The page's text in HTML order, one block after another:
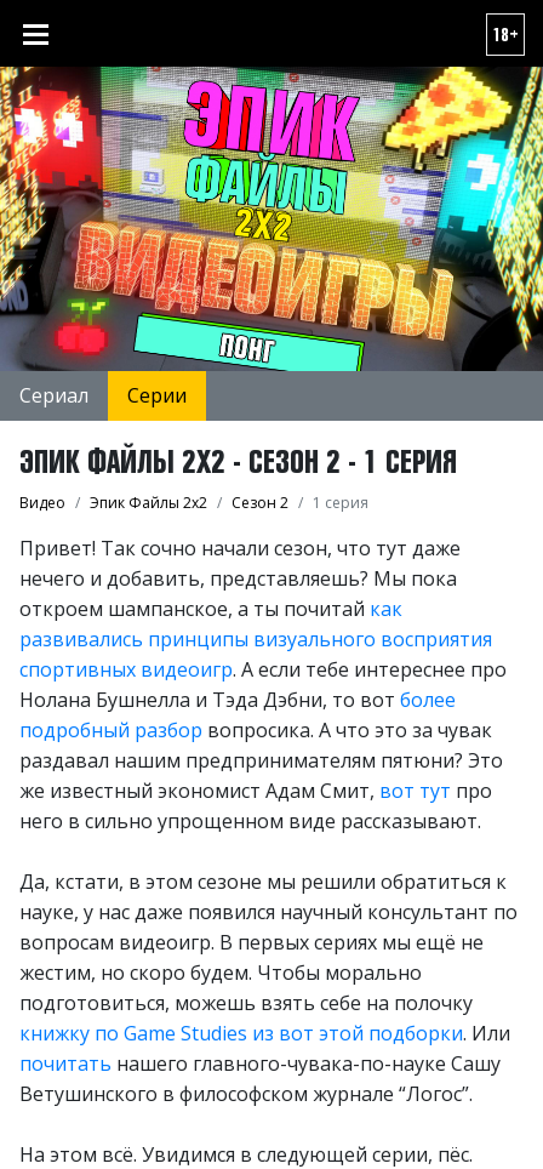
18+
Сериал Серии
ЭПИК ФАЙЛЫ 2Х2 - СЕЗОН 2 - 1 СЕРИЯ
Видео Эпик Файлы 2х2 Сезон 2 1 серия
Привет! Так сочно начали сезон, что тут даже
нечего и добавить, представляешь? Мы пока
откроем шампанское, а ты почитай как
развивались принципы визуального восприятия
спортивных видеоигр. А если тебе интереснее про
Нолана Бушнелла и Тэда Дэбни, то вот более
подробный разбор вопросика. А что это за чувак
раздавал нашим предпринимателям пятюни? Это
же известный экономист Адам Смит, вот тут про
него в сильно упрощенном виде рассказывают.
Да, кстати, в этом сезоне мы решили обратиться к
науке, у нас даже появился научный консультант по
вопросам видеоигр. В первых сериях мы ещё не
жестим, но скоро будем. Чтобы морально
подготовиться, можешь взять себе на полочку
книжку по Game Studies из вот этой подборки. Или
почитать нашего главного-чувака-по-науке Сашу
Ветушинского в философском журнале “Логос”.
На этом всё. Увидимся в следующей серии, пёс.